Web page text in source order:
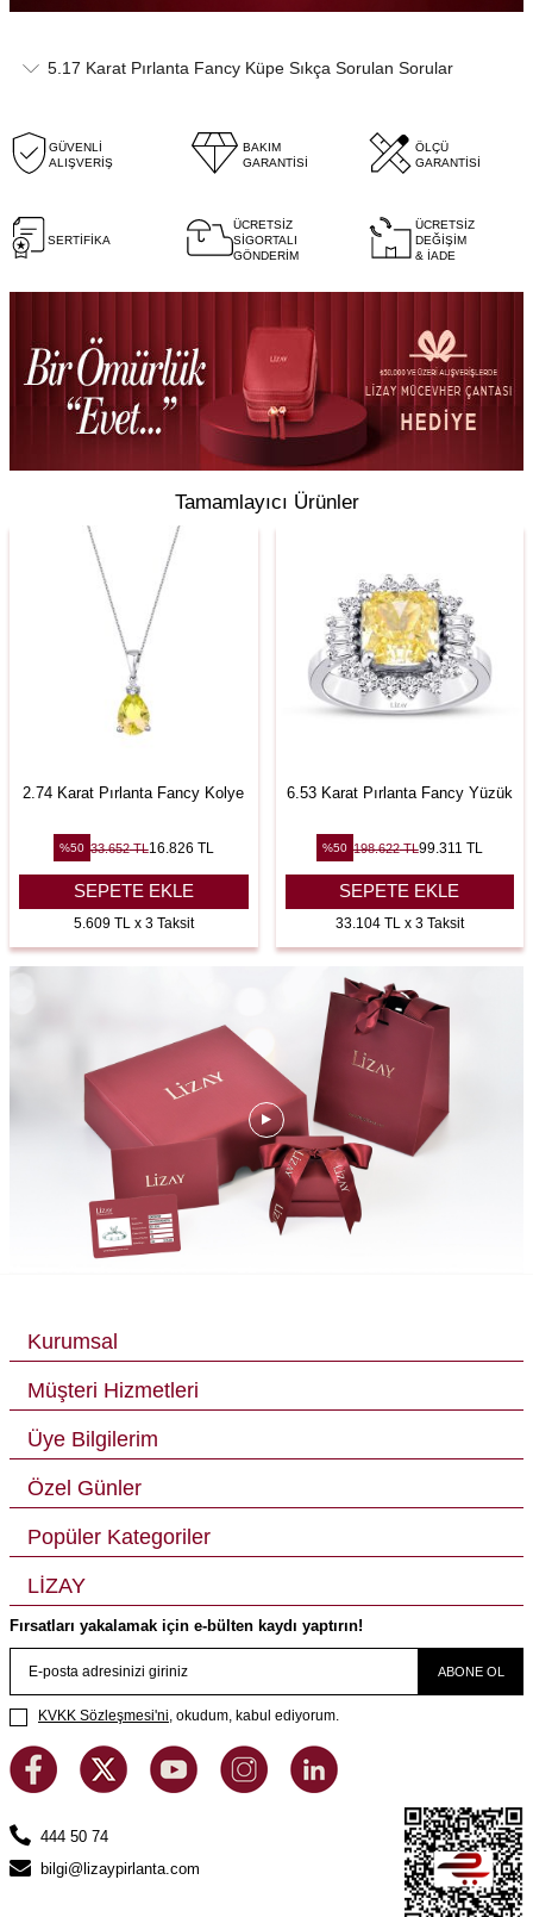
5.17 Karat Pırlanta Fancy Küpe Sıkça Sorulan Sorular
GÜVENLİ
ALIŞVERİŞ
BAKIM
GARANTİSİ
ÖLÇÜ
GARANTİSİ
SERTİFİKA
ÜCRETSİZ
SİGORTALI
GÖNDERİM
ÜCRETSİZ
DEĞİŞİM
& İADE
Tamamlayıcı Ürünler
2.74 Karat Pırlanta Fancy Kolye
%50 33.652TL16.826 TL
SEPETE EKLE
5.609 TL x 3 Taksit
6.53 Karat Pırlanta Fancy Yüzük
%50 198.622TL99.311 TL
SEPETE EKLE
33.104 TL x 3 Taksit
Kurumsal
Müşteri Hizmetleri
Üye Bilgilerim
Özel Günler
Popüler Kategoriler
LİZAY
Fırsatları yakalamak için e-bülten kaydı yaptırın!
ABONE OL
KVKK Sözleşmesi'ni, okudum, kabul ediyorum.
444 50 74
bilgi@lizaypirlanta.com